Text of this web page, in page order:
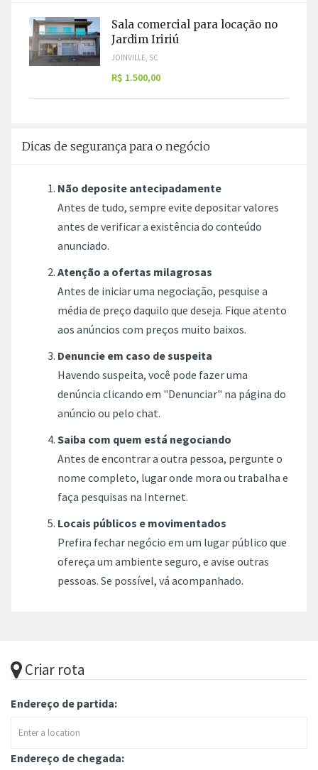
Sala comercial para locação no
Jardim Iririú
JOINVILLE, SC
R$ 1.500,00
Dicas de segurança para o negócio
Não deposite antecipadamente
Antes de tudo, sempre evite depositar valores
antes de verificar a existência do conteúdo
anunciado.
Atenção a ofertas milagrosas
Antes de iniciar uma negociação, pesquise a
média de preço daquilo que deseja. Fique atento
aos anúncios com preços muito baixos.
Denuncie em caso de suspeita
Havendo suspeita, você pode fazer uma
denúncia clicando em "Denunciar" na página do
anúncio ou pelo chat.
Saiba com quem está negociando
Antes de encontrar a outra pessoa, pergunte o
nome completo, lugar onde mora ou trabalha e
faça pesquisas na Internet.
Locais públicos e movimentados
Prefira fechar negócio em um lugar público que
ofereça um ambiente seguro, e avise outras
pessoas. Se possível, vá acompanhado.
Criar rota
Endereço de partida:
Endereço de chegada: